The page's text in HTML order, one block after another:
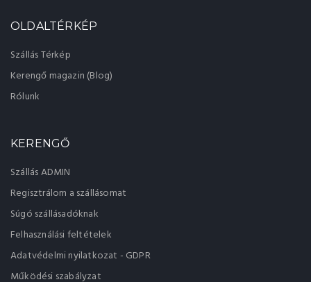
OLDALTÉRKÉP
Szállás Térkép
Kerengő magazin (Blog)
Rólunk
KERENGŐ
Szállás ADMIN
Regisztrálom a szállásomat
Súgó szállásadóknak
Felhasználási feltételek
Adatvédelmi nyilatkozat - GDPR
Működési szabályzat